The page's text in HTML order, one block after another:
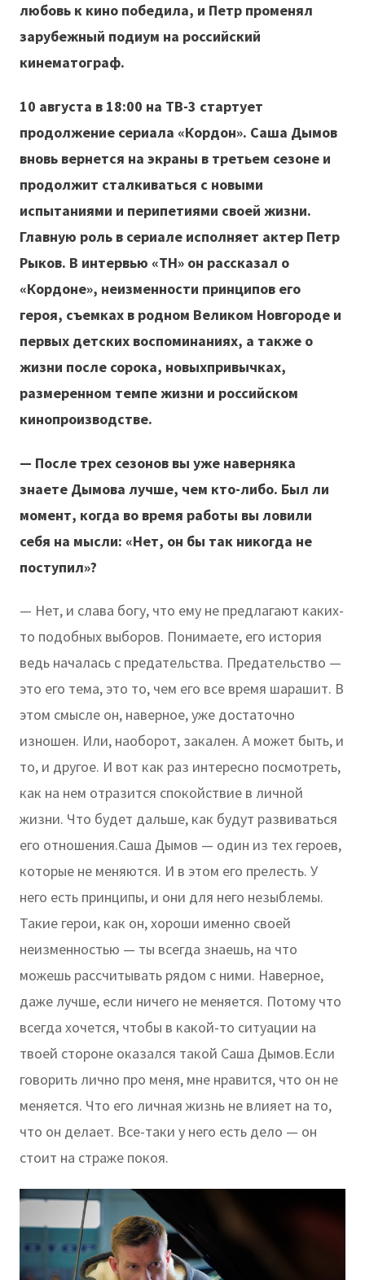
любовь к кино победила, и Петр променял
зарубежный подиум на российский
кинематограф.
10 августа в 18:00 на ТВ-3 стартует
продолжение сериала «Кордон». Саша Дымов
вновь вернется на экраны в третьем сезоне и
продолжит сталкиваться с новыми
испытаниями и перипетиями своей жизни.
Главную роль в сериале исполняет актер Петр
Рыков. В интервью «ТН» он рассказал о
«Кордоне», неизменности принципов его
героя, съемках в родном Великом Новгороде и
первых детских воспоминаниях, а также о
жизни после сорока, новыхпривычках,
размеренном темпе жизни и российском
кинопроизводстве.
— После трех сезонов вы уже наверняка
знаете Дымова лучше, чем кто-либо. Был ли
момент, когда во время работы вы ловили
себя на мысли: «Нет, он бы так никогда не
поступил»?
— Нет, и слава богу, что ему не предлагают каких-
то подобных выборов. Понимаете, его история
ведь началась с предательства. Предательство —
это его тема, это то, чем его все время шарашит. В
этом смысле он, наверное, уже достаточно
изношен. Или, наоборот, закален. А может быть, и
то, и другое. И вот как раз интересно посмотреть,
как на нем отразится спокойствие в личной
жизни. Что будет дальше, как будут развиваться
его отношения.Саша Дымов — один из тех героев,
которые не меняются. И в этом его прелесть. У
него есть принципы, и они для него незыблемы.
Такие герои, как он, хороши именно своей
неизменностью — ты всегда знаешь, на что
можешь рассчитывать рядом с ними. Наверное,
даже лучше, если ничего не меняется. Потому что
всегда хочется, чтобы в какой-то ситуации на
твоей стороне оказался такой Саша Дымов.Если
говорить лично про меня, мне нравится, что он не
меняется. Что его личная жизнь не влияет на то,
что он делает. Все-таки у него есть дело — он
стоит на страже покоя.